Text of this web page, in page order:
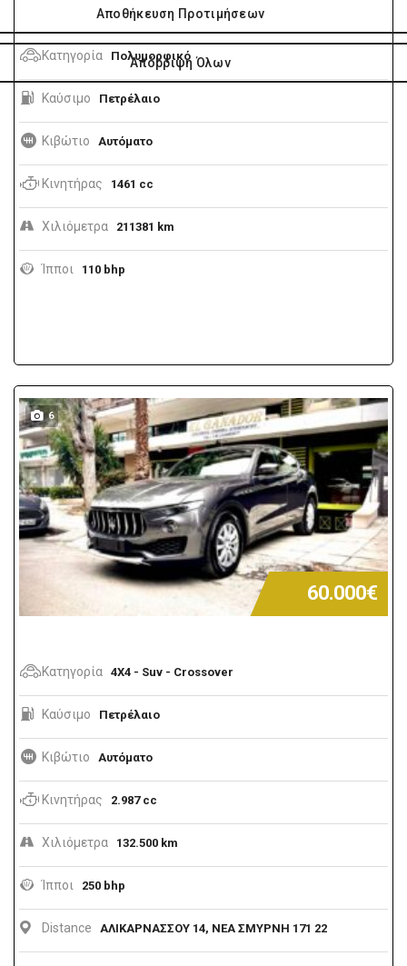
Κατηγορία Πολυμορφικό
Καύσιμο Πετρέλαιο
Κιβώτιο Αυτόματο
Κινητήρας 1461 cc
Χιλιόμετρα 211381 km
Ίπποι 110 bhp
6
60.000€
Κατηγορία 4X4 - Suv - Crossover
Καύσιμο Πετρέλαιο
Κιβώτιο Αυτόματο
Κινητήρας 2.987 cc
Χιλιόμετρα 132.500 km
Ίπποι 250 bhp
Distance ΑΛΙΚΑΡΝΑΣΣΟΥ 14, ΝΕΑ ΣΜΥΡΝΗ 171 22